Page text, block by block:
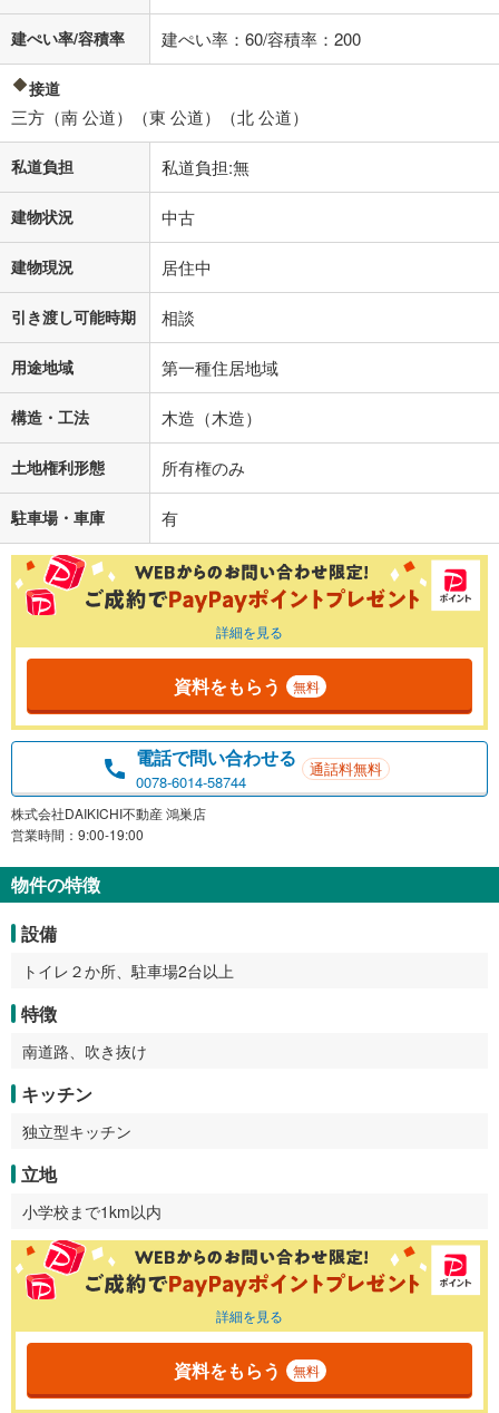
閉じる
建ぺい率/容積率 建ぺい率：60/容積率：200
接道
三方（南 公道）（東 公道）（北 公道）
私道負担 私道負担:無
建物状況 中古
建物現況 居住中
引き渡し可能時期 相談
用途地域 第一種住居地域
構造・工法 木造（木造）
土地権利形態 所有権のみ
駐車場・車庫 有
詳細を見る
資料をもらう 無料
電話で問い合わせる
0078-6014-58744
通話料無料
株式会社DAIKICHI不動産 鴻巣店
営業時間：9:00-19:00
物件の特徴
設備
トイレ２か所、駐車場2台以上
特徴
南道路、吹き抜け
キッチン
独立型キッチン
立地
小学校まで1km以内
詳細を見る
資料をもらう 無料